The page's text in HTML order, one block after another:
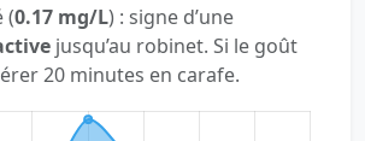
(0.17 mg/L) : signe d’une
jusqu’au robinet. Si le goût
20 minutes en carafe.